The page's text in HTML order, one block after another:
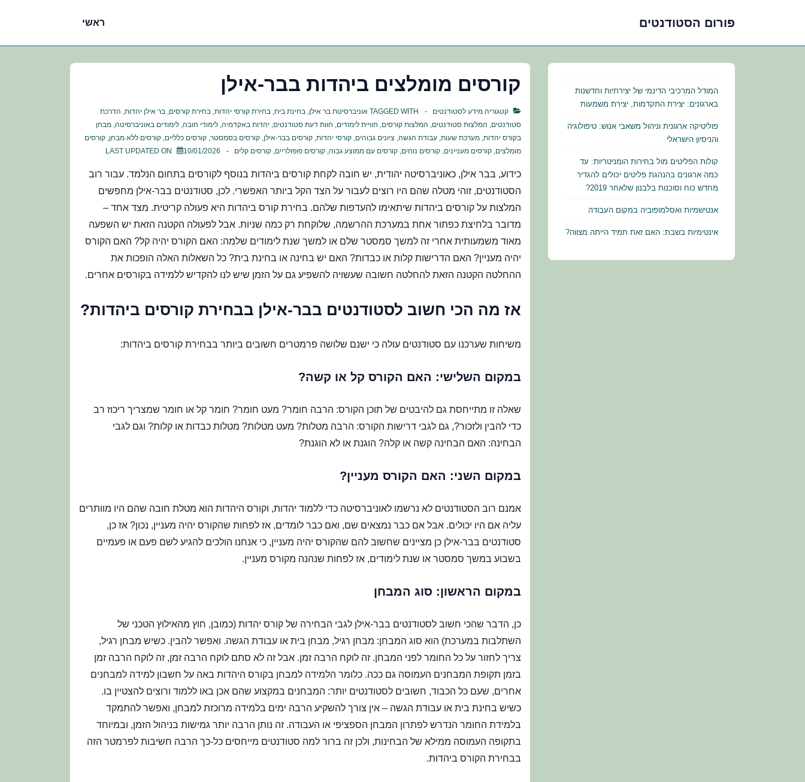
פורום הסטודנטים ראשי
קורסים מומלצים ביהדות בבר-אילן
קטגוריה מידע לסטודנטים TAGGED WITH אוניברסיטת בר אילן, בחינת בית, בחירת קורסי יהדות, בחירת קורסים, בר אילן יהדות, הדרכת
סטודנטים, המלצות סטודנטים, המלצות קורסים, חוויית לימודים, חוות דעת סטודנטים, יהדות באקדמיה, לימודי חובה, לימודים באוניברסיטה, מבחן
בקורס יהדות, מערכת שעות, עבודת הגשה, ציונים גבוהים, קורסי יהדות, קורסים בבר-אילן, קורסים בסמסטר, קורסים כלליים, קורסים ללא מבחן, קורסים
מומלצים, קורסים מעניינים, קורסים נוחים, קורסים עם ממוצע גבוה, קורסים פופולריים, קורסים קלים LAST UPDATED ON 10/01/2026
כידוע, בבר אילן, כאוניברסיטה יהודית, יש חובה לקחת קורסים ביהדות בנוסף לקורסים בתחום הנלמד. עבור רוב
הסטודנטים, זוהי מטלה שהם היו רוצים לעבור על הצד הקל ביותר האפשרי. לכן, סטודנטים בבר-אילן מחפשים
המלצות על קורסים ביהדות שיתאימו להעדפות שלהם. בחירת קורס ביהדות היא פעולה קריטית. מצד אחד –
מדובר בלחיצת כפתור אחת במערכת ההרשמה, שלוקחת רק כמה שניות. אבל לפעולה הקטנה הזאת יש השפעה
מאוד משמעותית אחרי זה למשך סמסטר שלם או למשך שנת לימודים שלמה: האם הקורס יהיה קל? האם הקורס
יהיה מעניין? האם הדרישות קלות או כבדות? האם יש בחינה או בחינת בית? כל השאלות האלה הופכות את
ההחלטה הקטנה הזאת להחלטה חשובה שעשויה להשפיע גם על הזמן שיש לנו להקדיש ללמידה בקורסים אחרים.
אז מה הכי חשוב לסטודנטים בבר-אילן בבחירת קורסים ביהדות?
משיחות שערכנו עם סטודנטים עולה כי ישנם שלושה פרמטרים חשובים ביותר בבחירת קורסים ביהדות:
במקום השלישי: האם הקורס קל או קשה?
שאלה זו מתייחסת גם להיבטים של תוכן הקורס: הרבה חומר? מעט חומר? חומר קל או חומר שמצריך ריכוז רב
כדי להבין ולזכור?, גם לגבי דרישות הקורס: הרבה מטלות? מעט מטלות? מטלות כבדות או קלות? וגם לגבי
הבחינה: האם הבחינה קשה או קלה? הוגנת או לא הוגנת?
במקום השני: האם הקורס מעניין?
אמנם רוב הסטודנטים לא נרשמו לאוניברסיטה כדי ללמוד יהדות, וקורס היהדות הוא מטלת חובה שהם היו מוותרים
עליה אם היו יכולים. אבל אם כבר נמצאים שם, ואם כבר לומדים, אז לפחות שהקורס יהיה מעניין, נכון? אז כן,
סטודנטים בבר-אילן כן מציינים שחשוב להם שהקורס יהיה מעניין, כי אנחנו הולכים להגיע לשם פעם או פעמיים
בשבוע במשך סמסטר או שנת לימודים, אז לפחות שנהנה מקורס מעניין.
במקום הראשון: סוג המבחן
כן, הדבר שהכי חשוב לסטודנטים בבר-אילן לגבי הבחירה של קורס יהדות (כמובן, חוץ מהאילוץ הטכני של
השתלבות במערכת) הוא סוג המבחן: מבחן רגיל, מבחן בית או עבודת הגשה. ואפשר להבין. כשיש מבחן רגיל,
צריך לחזור על כל החומר לפני המבחן. זה לוקח הרבה זמן. אבל זה לא סתם לוקח הרבה זמן, זה לוקח הרבה זמן
בזמן תקופת המבחנים העמוסה גם ככה. כלומר הלמידה למבחן בקורס היהדות באה על חשבון למידה למבחנים
אחרים, שעם כל הכבוד, חשובים לסטודנטים יותר: המבחנים במקצוע שהם אכן באו ללמוד ורוצים להצטיין בו.
כשיש בחינת בית או עבודת הגשה – אין צורך להשקיע הרבה ימים בלמידה מרוכזת למבחן, ואפשר להתמקד
בלמידת החומר הנדרש לפתרון המבחן הספציפי או העבודה. זה נותן הרבה יותר גמישות בניהול הזמן, ובמיוחד
בתקופה העמוסה ממילא של הבחינות, ולכן זה ברור למה סטודנטים מייחסים כל-כך הרבה חשיבות לפרמטר הזה
בבחירת הקורס ביהדות.
המודל המרכיבי הדינמי של יצירתיות וחדשנות
בארגונים: יצירת התקדמות, יצירת משמעות
פוליטיקה ארגונית וניהול משאבי אנוש: טיפולוגיה
והניסיון הישראלי
קולות הפליטים מול בחירות הומניטריות: עד
כמה ארגונים בהנהגת פליטים יכולים להגדיר
מחדש כוח וסוכנות בלבנון שלאחר 2019?
אנטישמיות ואסלמופוביה במקום העבודה
אינטימיות בשבת: האם זאת תמיד הייתה מצווה?